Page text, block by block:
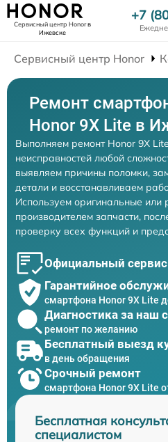
Сервисный центр Honorв
Ижевске
+7
Сервисный центр Honor
Ремонт
Honor 9X Lite в
Выполняем ремонт Honor 9X
неисправностей любой
выявляем причины поломки,
детали и восстанавливаем
Используем оригинальные или
производителем запчасти,
проверку всех функций и
Официальный сервис
Гарантийное
смартфона Honor 9X Lite
Диагностика за наш
ремонт по желанию
Бесплатный выезд
в день обращения
Срочный ремонт
смартфона Honor 9X Lite
Бесплатная
специалистом